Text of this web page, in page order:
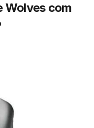
Wolves com